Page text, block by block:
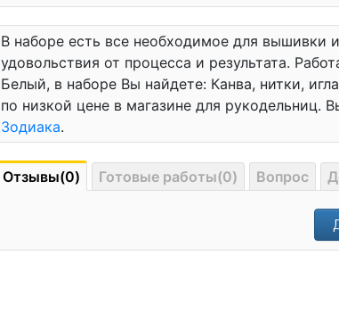
В наборе есть все необходимое для вышивки
удовольствия от процесса и результата.
Белый, в наборе Вы найдете: Канва, нитки,
по низкой цене в магазине для
Зодиака.
Отзывы(0) Готовые работы(0) Вопрос